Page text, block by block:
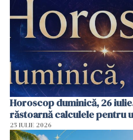
Horoscop duminică, 26
răstoarnă calculele pentru
25 IULIE 2026